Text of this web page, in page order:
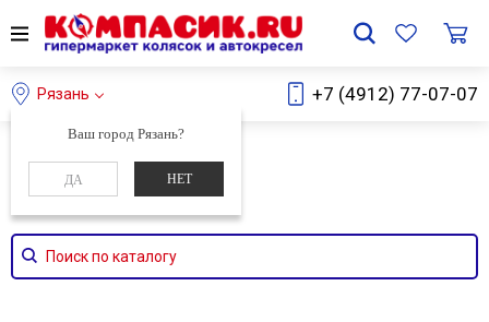
Рязань
Ваш город Рязань?
ДА НЕТ
+7 (4912) 77-07-07
Главная Каталог
Поиск по каталогу